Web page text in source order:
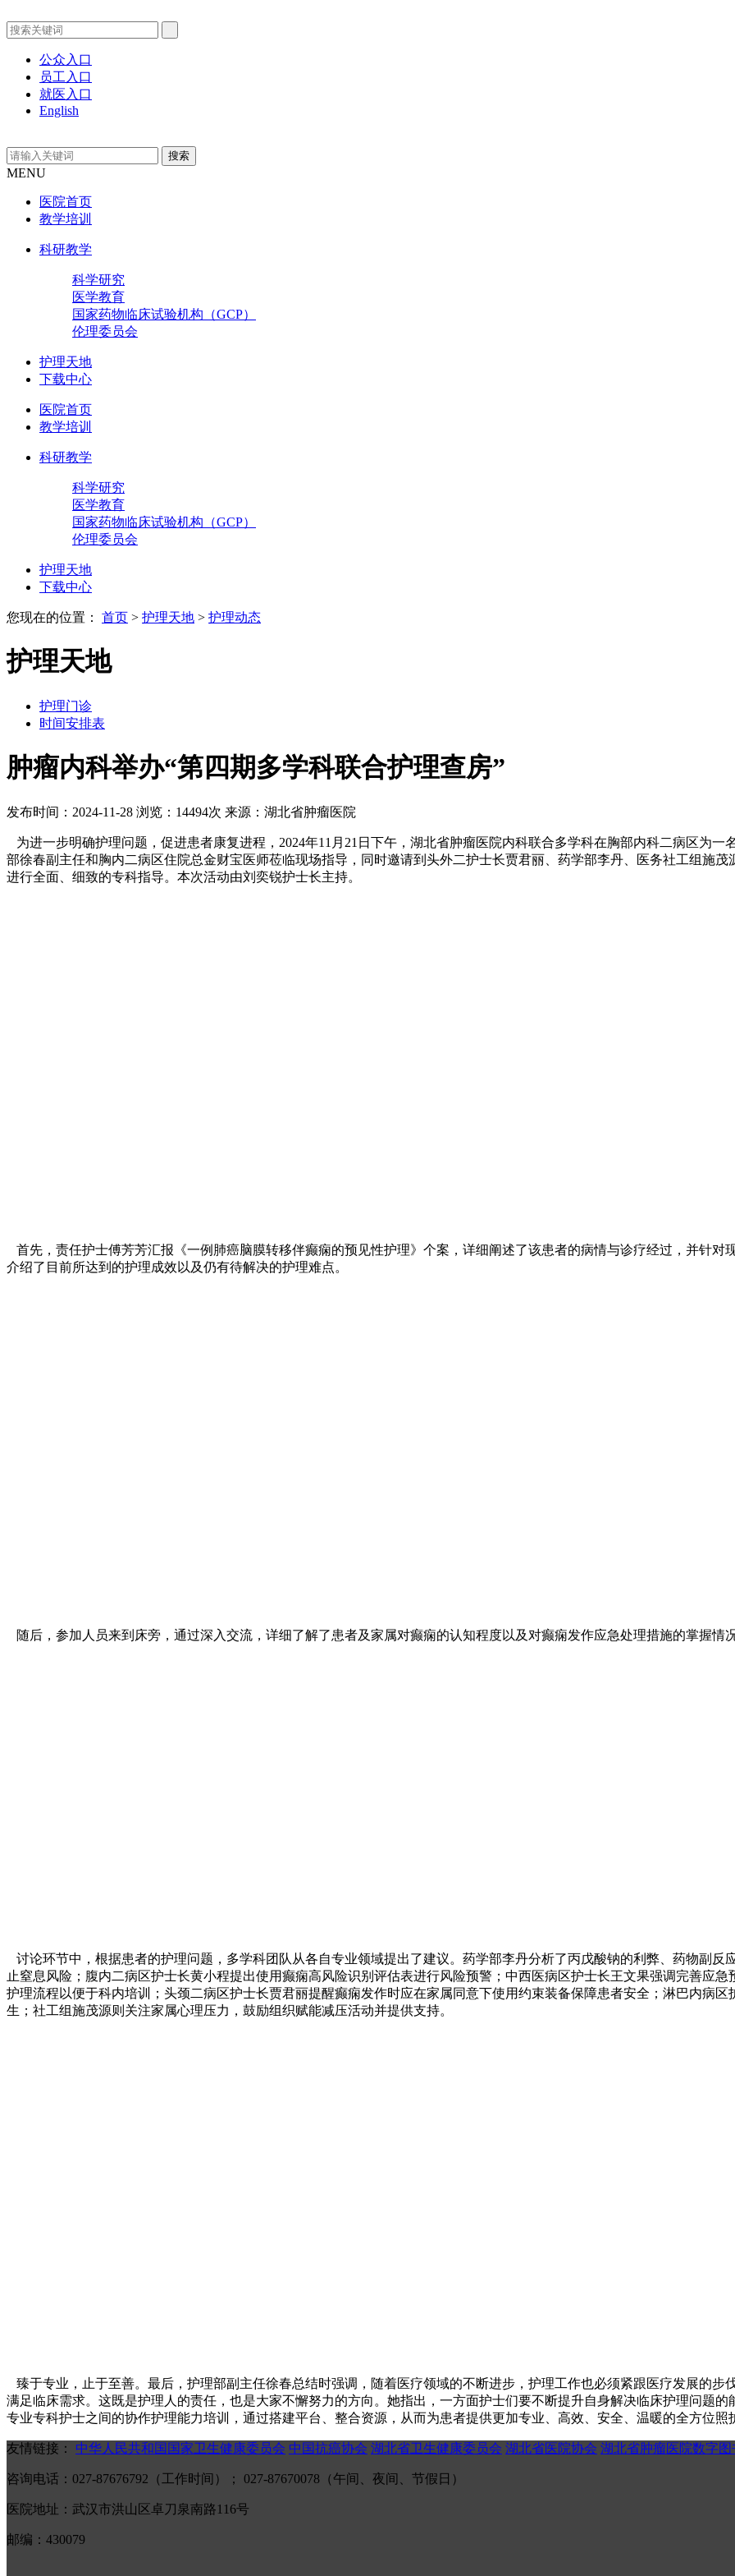
公众入口
员工入口
就医入口
English
MENU
医院首页
教学培训
科研教学
科学研究
医学教育
国家药物临床试验机构（GCP）
伦理委员会
护理天地
下载中心
医院首页
教学培训
科研教学
科学研究
医学教育
国家药物临床试验机构（GCP）
伦理委员会
护理天地
下载中心
您现在的位置： 首页 > 护理天地 > 护理动态
护理天地
护理门诊
时间安排表
肿瘤内科举办“第四期多学科联合护理查房”
发布时间：2024-11-28 浏览：14494次 来源：湖北省肿瘤医院
为进一步明确护理问题，促进患者康复进程，2024年11月21日下午，湖北省肿瘤医院内科联合多学科在胸部内科二病区为
部徐春副主任和胸内二病区住院总金财宝医师莅临现场指导，同时邀请到头外二护士长贾君丽、药学部李丹、医务社工组施
进行全面、细致的专科指导。本次活动由刘奕锐护士长主持。
首先，责任护士傅芳芳汇报《一例肺癌脑膜转移伴癫痫的预见性护理》个案，详细阐述了该患者的病情与诊疗经过，并针
介绍了目前所达到的护理成效以及仍有待解决的护理难点。
随后，参加人员来到床旁，通过深入交流，详细了解了患者及家属对癫痫的认知程度以及对癫痫发作应急处理措施的掌握情
讨论环节中，根据患者的护理问题，多学科团队从各自专业领域提出了建议。药学部李丹分析了丙戊酸钠的利弊、药物副
止窒息风险；腹内二病区护士长黄小程提出使用癫痫高风险识别评估表进行风险预警；中西医病区护士长王文果强调完善应
护理流程以便于科内培训；头颈二病区护士长贾君丽提醒癫痫发作时应在家属同意下使用约束装备保障患者安全；淋巴内病
生；社工组施茂源则关注家属心理压力，鼓励组织赋能减压活动并提供支持。
臻于专业，止于至善。最后，护理部副主任徐春总结时强调，随着医疗领域的不断进步，护理工作也必须紧跟医疗发展的
满足临床需求。这既是护理人的责任，也是大家不懈努力的方向。她指出，一方面护士们要不断提升自身解决临床护理问题
专业专科护士之间的协作护理能力培训，通过搭建平台、整合资源，从而为患者提供更加专业、高效、安全、温暖的全方位照
友情链接： 中华人民共和国国家卫生健康委员会 中国抗癌协会 湖北省卫生健康委员会 湖北省医院协会 湖北省肿瘤医院数字图
咨询电话：027-87676792（工作时间）； 027-87670078（午间、夜间、节假日）
医院地址：武汉市洪山区卓刀泉南路116号
邮编：430079